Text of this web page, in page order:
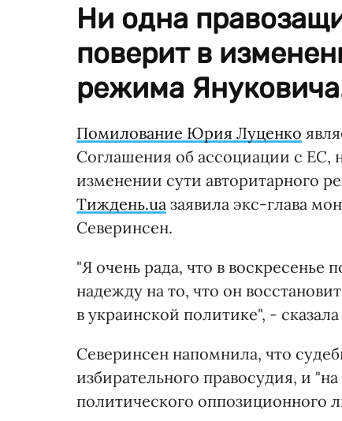
Ни одна
поверит в
режима
Помилование Юрия Луценко
Соглашения об ассоциации с ЕС,
изменении сути авторитарного
Тиждень.ua заявила экс-глава
Северинсен.
"Я очень рада, что в
надежду на то, что он
в украинской политике", - сказала
Северинсен напомнила, что
избирательного правосудия, и
политического оппозиционного